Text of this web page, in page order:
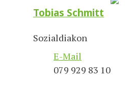
Tobias Schmitt
Sozialdiakon
E-Mail
079 929 83 10